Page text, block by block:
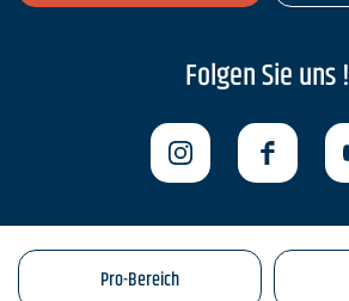
Folgen Sie uns !
Pro-Bereich